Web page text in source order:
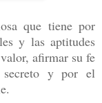
que tiene por
y las aptitudes
afirmar su fe
y por el